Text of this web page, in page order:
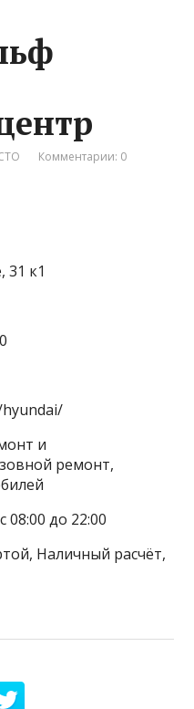
Комментарии: 0
31 к1
и
ремонт,
до 22:00
Наличный расчёт,